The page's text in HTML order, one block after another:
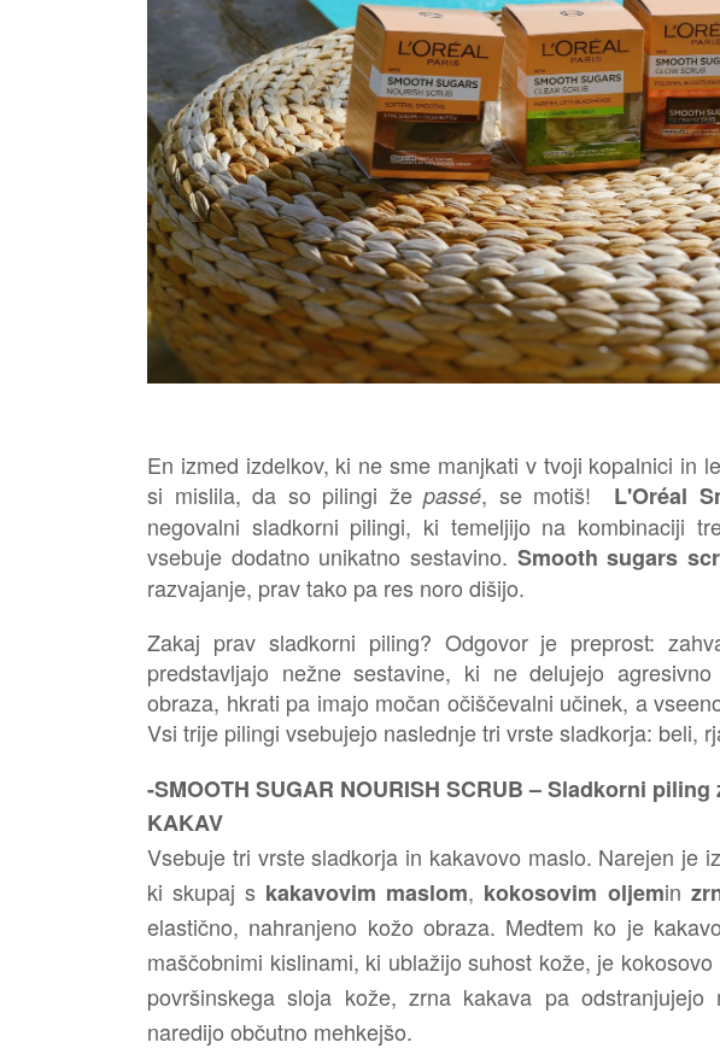
En izmed izdelkov, ki ne sme manjkati v tvoji kopalnici in
si mislila, da so pilingi že passé, se motiš! L'Oréal
negovalni sladkorni pilingi, ki temeljijo na kombinaciji
vsebuje dodatno unikatno sestavino. Smooth sugars
razvajanje, prav tako pa res noro dišijo.
Zakaj prav sladkorni piling? Odgovor je preprost:
predstavljajo nežne sestavine, ki ne delujejo
obraza, hkrati pa imajo močan očiščevalni učinek, a
Vsi trije pilingi vsebujejo naslednje tri vrste sladkorja: beli,
-SMOOTH SUGAR NOURISH SCRUB – Sladkorni
KAKAV
Vsebuje tri vrste sladkorja in kakavovo maslo. Narejen je iz
ki skupaj s kakavovim maslom, kokosovim oljemin
elastično, nahranjeno kožo obraza. Medtem ko je
maščobnimi kislinami, ki ublažijo suhost kože, je
površinskega sloja kože, zrna kakava pa
naredijo občutno mehkejšo.